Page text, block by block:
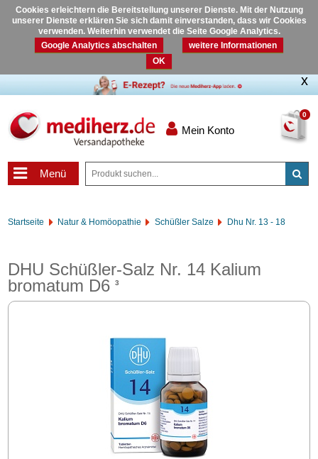
Cookies erleichtern die Bereitstellung unserer Dienste. Mit der Nutzung
unserer Dienste erklären Sie sich damit einverstanden, dass wir Cookies
verwenden. Weiterhin verwendet die Seite Google Analytics.
Google Analytics abschalten
weitere Informationen
OK
0
Mein Konto
Menü
Startseite Natur & Homöopathie Schüßler Salze Dhu Nr. 13 - 18
DHU Schüßler-Salz Nr. 14 Kalium
bromatum D63